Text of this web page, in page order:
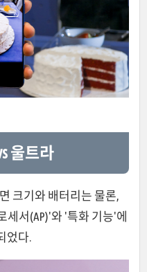
울트라
크기와 배터리는 물론,
서(AP)'와 '특화 기능'에
었다.